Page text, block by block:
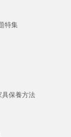
特集
具保養方法